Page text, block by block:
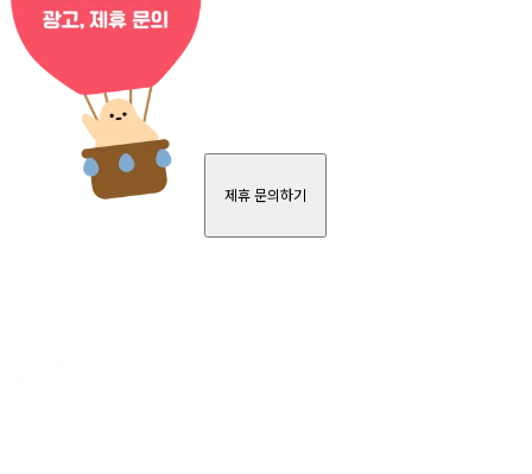
제휴 문의하기